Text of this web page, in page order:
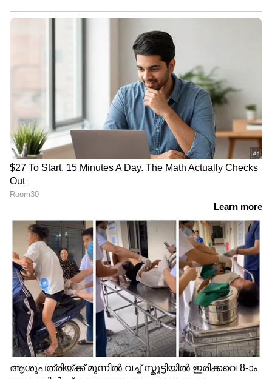
LATEST VIDEOS
നടക്കണം; ജോസ്​ഗിരി
പൂർണമായും ഒറ്റപ്പെട്ടു
ദുരിതാശ്വാസ ക്യാമ്പുകൾ
നിറഞ്ഞതോടെ വെളളം കയറിയ
വീടുകളിൽ തന്നെ കഴിയുകയാണ്
മേൽപ്പാടത്തെ കുടുംബങ്ങൾ